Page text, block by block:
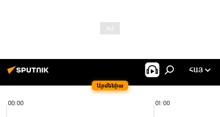
Արմենիա
ՀԱՅ
00:00 01:00